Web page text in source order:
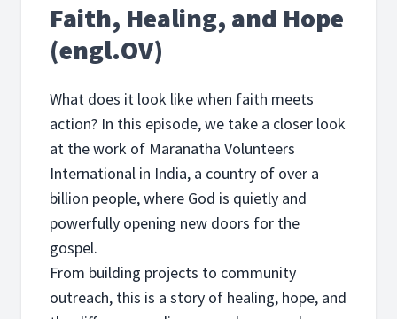
Faith, Healing, and Hope
(engl.OV)
What does it look like when faith meets
action? In this episode, we take a closer look
at the work of Maranatha Volunteers
International in India, a country of over a
billion people, where God is quietly and
powerfully opening new doors for the
gospel.
From building projects to community
outreach, this is a story of healing, hope, and